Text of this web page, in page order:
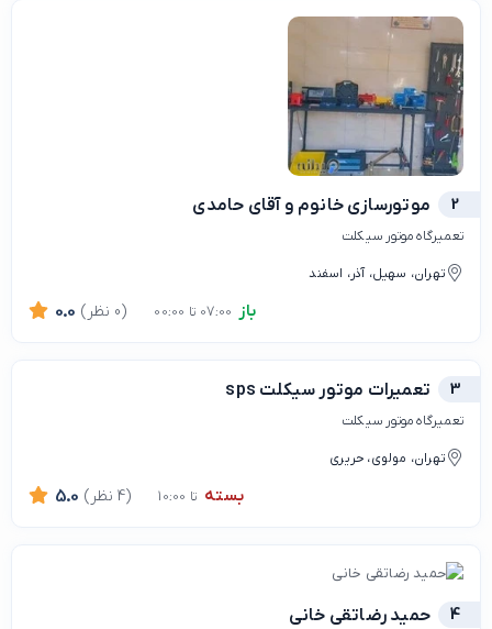
2 موتورسازی خانوم و آقای حامدی
تعمیرگاه موتور سیکلت
تهران، سهیل، آذر، اسفند
باز 0.0 (0 نظر)
3 تعمیرات موتور سیکلت sps
تعمیرگاه موتور سیکلت
تهران، مولوی، حریری
بسته تا 10:00 5.0 (4 نظر)
4 حمید رضاتقی خانی